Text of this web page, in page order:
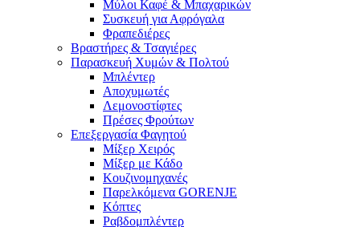
Μύλοι Καφέ & Μπαχαρικών
Συσκευή για Αφρόγαλα
Φραπεδιέρες
Βραστήρες & Τσαγιέρες
Παρασκευή Χυμών & Πολτού
Μπλέντερ
Αποχυμωτές
Λεμονοστίφτες
Πρέσες Φρούτων
Επεξεργασία Φαγητού
Μίξερ Χειρός
Μίξερ με Κάδο
Κουζινομηχανές
Παρελκόμενα GORENJE
Κόπτες
Ραβδομπλέντερ